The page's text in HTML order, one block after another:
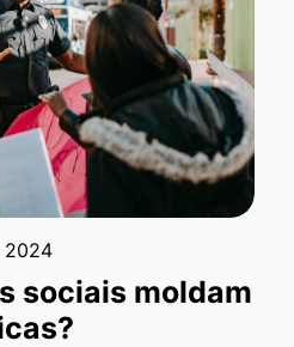
2024
sociais moldam